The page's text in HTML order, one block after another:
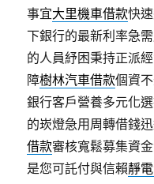
事宜大里機車借款快
下銀行的最新利率急
的人員紓困秉持正派
障樹林汽車借款個資
銀行客戶營養多元化
的崁燈急用周轉借錢
借款審核寬鬆募集資
是您可託付與信賴靜